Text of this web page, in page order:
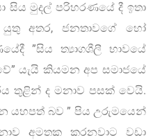
සිය මුදල් පරිහරණයේ දී ඉතා
අතර, ජනතාවගේ හෝ
”සිය ත්‍යාගශීලී භාවයේ
යැයි කියමන අප සමාජයේ
තුළින් ද මනාව පසක් වෙයි.
යහපත් බව ” පිය උරුමයෙන්
අමතක කරනවාට වඩා